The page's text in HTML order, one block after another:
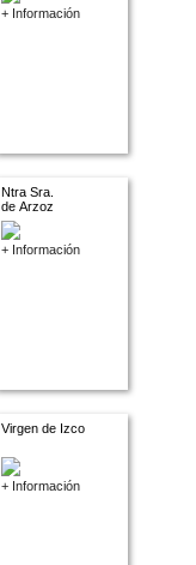
+ Información
Ntra Sra.
de Arzoz
+ Información
Virgen de Izco
+ Información